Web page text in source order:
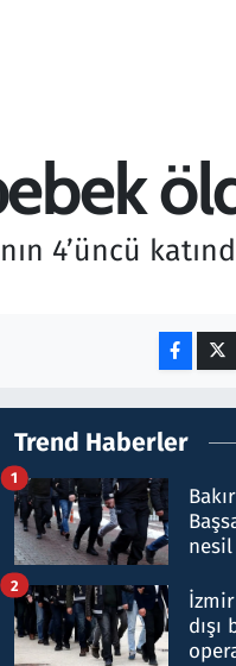
4’üncü
Trend Haberler
1
dışı
2